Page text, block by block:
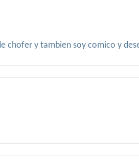
chofer y tambien soy comico y